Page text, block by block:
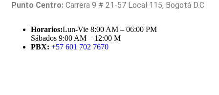
Punto Centro: Carrera 9 # 21-57 Local 115, Bogotá D.C
Horarios:Lun-Vie 8:00 AM – 06:00 PM
Sábados 9:00 AM – 12:00 M
PBX: +57 601 702 7670